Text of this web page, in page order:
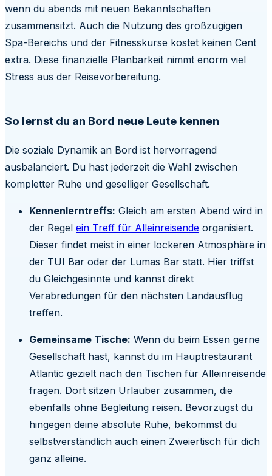
wenn du abends mit neuen Bekanntschaften
zusammensitzt. Auch die Nutzung des großzügigen
Spa-Bereichs und der Fitnesskurse kostet keinen Cent
extra. Diese finanzielle Planbarkeit nimmt enorm viel
Stress aus der Reisevorbereitung.
So lernst du an Bord neue Leute kennen
Die soziale Dynamik an Bord ist hervorragend
ausbalanciert. Du hast jederzeit die Wahl zwischen
kompletter Ruhe und geselliger Gesellschaft.
Kennenlerntreffs: Gleich am ersten Abend wird in
der Regel ein Treff für Alleinreisende organisiert.
Dieser findet meist in einer lockeren Atmosphäre in
der TUI Bar oder der Lumas Bar statt. Hier triffst
du Gleichgesinnte und kannst direkt
Verabredungen für den nächsten Landausflug
treffen.
Gemeinsame Tische: Wenn du beim Essen gerne
Gesellschaft hast, kannst du im Hauptrestaurant
Atlantic gezielt nach den Tischen für Alleinreisende
fragen. Dort sitzen Urlauber zusammen, die
ebenfalls ohne Begleitung reisen. Bevorzugst du
hingegen deine absolute Ruhe, bekommst du
selbstverständlich auch einen Zweiertisch für dich
ganz alleine.